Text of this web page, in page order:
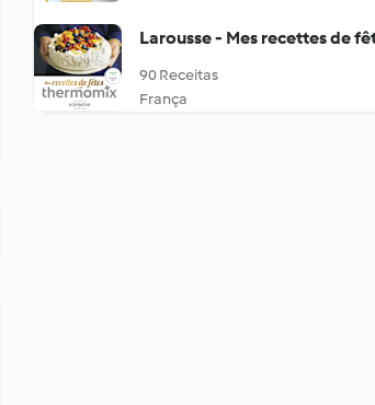
Larousse - Mes recettes de
90 Receitas
França